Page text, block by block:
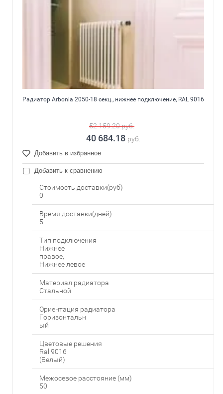
Радиатор Arbonia 2050-18 секц., нижнее подключение, RAL 9016
52 159.20руб.
40 684.18 руб.
Добавить в избранное
Добавить к сравнению
Стоимость доставки(руб)
0
Время доставки(дней)
5
Тип подключения
Нижнее
правое,
Нижнее левое
Материал радиатора
Стальной
Ориентация радиатора
Горизонтальн
ый
Цветовые решения
Ral 9016
(Белый)
Межосевое расстояние (мм)
50